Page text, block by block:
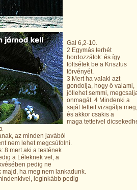
Gal 6,2-10.
2 Egymás terhét
hordozzátok: és így
töltsétek be a Krisztus
törvényét.
3 Mert ha valaki azt
gondolja, hogy ő valami,
jóllehet semmi,
önmagát. 4 Mindenki a
saját tetteit vizsgálja meg,
és akkor csakis a
maga tetteivel
az minden javából
nem lehet megcsúfolni.
8 mert aki a testének
a Léleknek vet, a
pedig ne
ha meg nem lankadunk.
leginkább pedig